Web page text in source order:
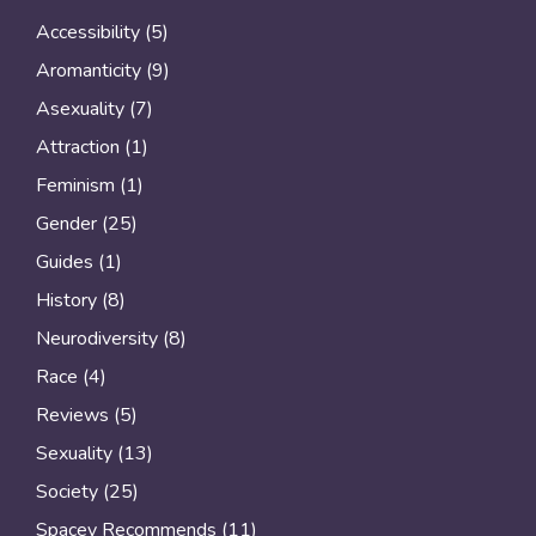
Accessibility (5)
Aromanticity (9)
Asexuality (7)
Attraction (1)
Feminism (1)
Gender (25)
Guides (1)
History (8)
Neurodiversity (8)
Race (4)
Reviews (5)
Sexuality (13)
Society (25)
Spacey Recommends (11)